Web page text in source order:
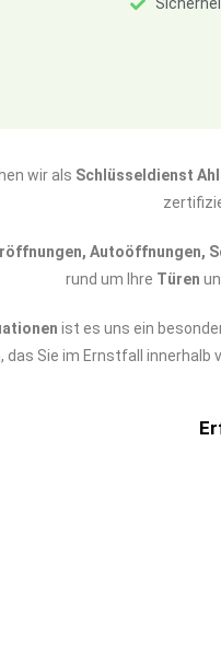
wir als Schlüsseldienst
Autoöffnungen,
rund um Ihre Türen
ist es uns ein
das Sie im Ernstfall innerhalb